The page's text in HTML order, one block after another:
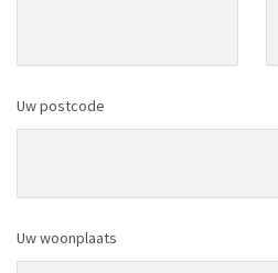
Uw postcode
Uw woonplaats